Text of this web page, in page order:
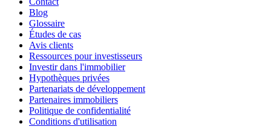
Blog
Glossaire
Études de cas
Avis clients
Ressources pour investisseurs
Investir dans l'immobilier
Hypothèques privées
Partenariats de développement
Partenaires immobiliers
Politique de confidentialité
Conditions d'utilisation